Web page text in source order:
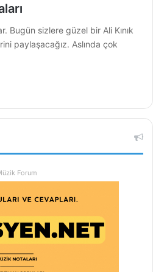
Bugün sizlere güzel bir Ali Kınık
paylaşacağız. Aslında çok
Forum